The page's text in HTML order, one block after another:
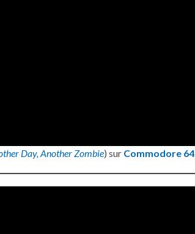
Day, Another Zombie) sur Commodore 64